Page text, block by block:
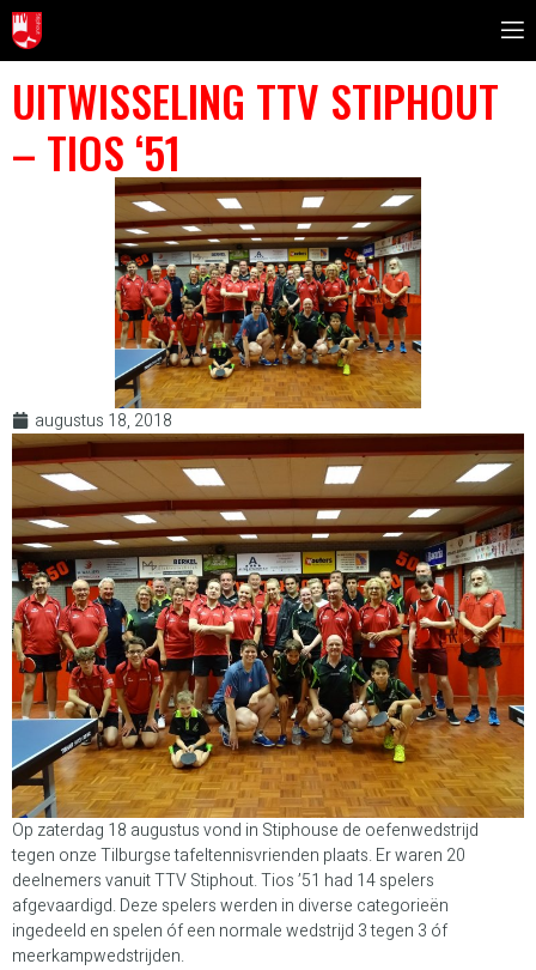
UITWISSELING TTV STIPHOUT
– TIOS ‘51
augustus 18, 2018
Op zaterdag 18 augustus vond in Stiphouse de oefenwedstrijd
tegen onze Tilburgse tafeltennisvrienden plaats. Er waren 20
deelnemers vanuit TTV Stiphout. Tios ’51 had 14 spelers
afgevaardigd. Deze spelers werden in diverse categorieën
ingedeeld en spelen óf een normale wedstrijd 3 tegen 3 óf
meerkampwedstrijden.